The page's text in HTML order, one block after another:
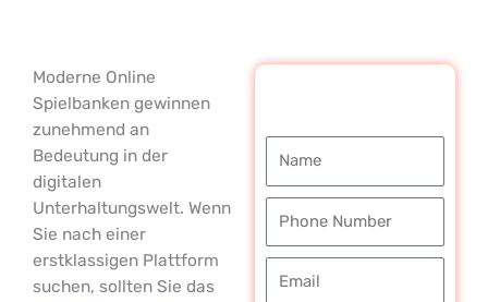
Moderne Online
Spielbanken gewinnen
zunehmend an
Bedeutung in der
digitalen
Unterhaltungswelt. Wenn
Sie nach einer
erstklassigen Plattform
suchen, sollten Sie das